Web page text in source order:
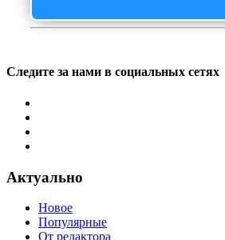
Следите за нами в социальных сетях
Актуально
Новое
Популярные
От редактора